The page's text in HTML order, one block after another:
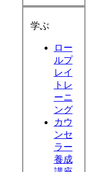
学ぶ
ロー
ルプ
レイ
トレ
ーニ
ング
カウ
ンセ
ラー
養成